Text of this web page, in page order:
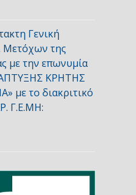
Γενική
Μετόχων της
με την επωνυμία
ΚΡΗΤΗΣ
με το διακριτικό
Γ.Ε.ΜΗ: